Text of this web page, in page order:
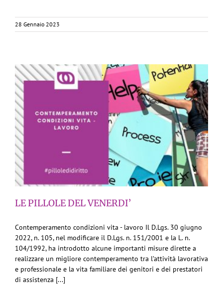
28 Gennaio 2023
LE PILLOLE DEL VENERDI’
Contemperamento condizioni vita - lavoro Il D.Lgs. 30 giugno
2022, n. 105, nel modificare il D.Lgs. n. 151/2001 e la L. n.
104/1992, ha introdotto alcune importanti misure dirette a
realizzare un migliore contemperamento tra l’attività lavorativa
e professionale e la vita familiare dei genitori e dei prestatori
di assistenza [...]